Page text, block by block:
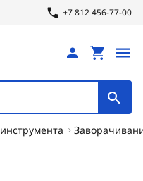
+7 812 456-77-00